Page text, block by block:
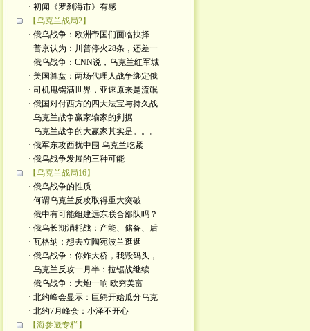
· 初闻《罗刹海市》有感
【乌克兰战局2】
· 俄乌战争：欧洲帝国们面临抉择
· 普京认为：川普停火28条，还差一
· 俄乌战争：CNN说，乌克兰红军城
· 美国算盘：两场代理人战争绑定俄
· 司机甩锅满世界，亚速原来是流氓
· 俄国对付西方的四大法宝与持久战
· 乌克兰战争赢家输家的判据
· 乌克兰战争的大赢家其实是。。。
· 俄军东攻西扰中围 乌克兰吃紧
· 俄乌战争发展的三种可能
【乌克兰战局16】
· 俄乌战争的性质
· 何谓乌克兰反攻取得重大突破
· 俄中有可能组建远东联合部队吗？
· 俄乌长期消耗战：产能、储备、后
· 瓦格纳：想去立陶宛波兰逛逛
· 俄乌战争：你炸大桥，我毁码头，
· 乌克兰反攻一月半：拉锯战继续
· 俄乌战争：大炮一响 欧穷美富
· 北约峰会显示：巨鳄开始瓜分乌克
· 北约7月峰会：小泽不开心
【海参崴专栏】